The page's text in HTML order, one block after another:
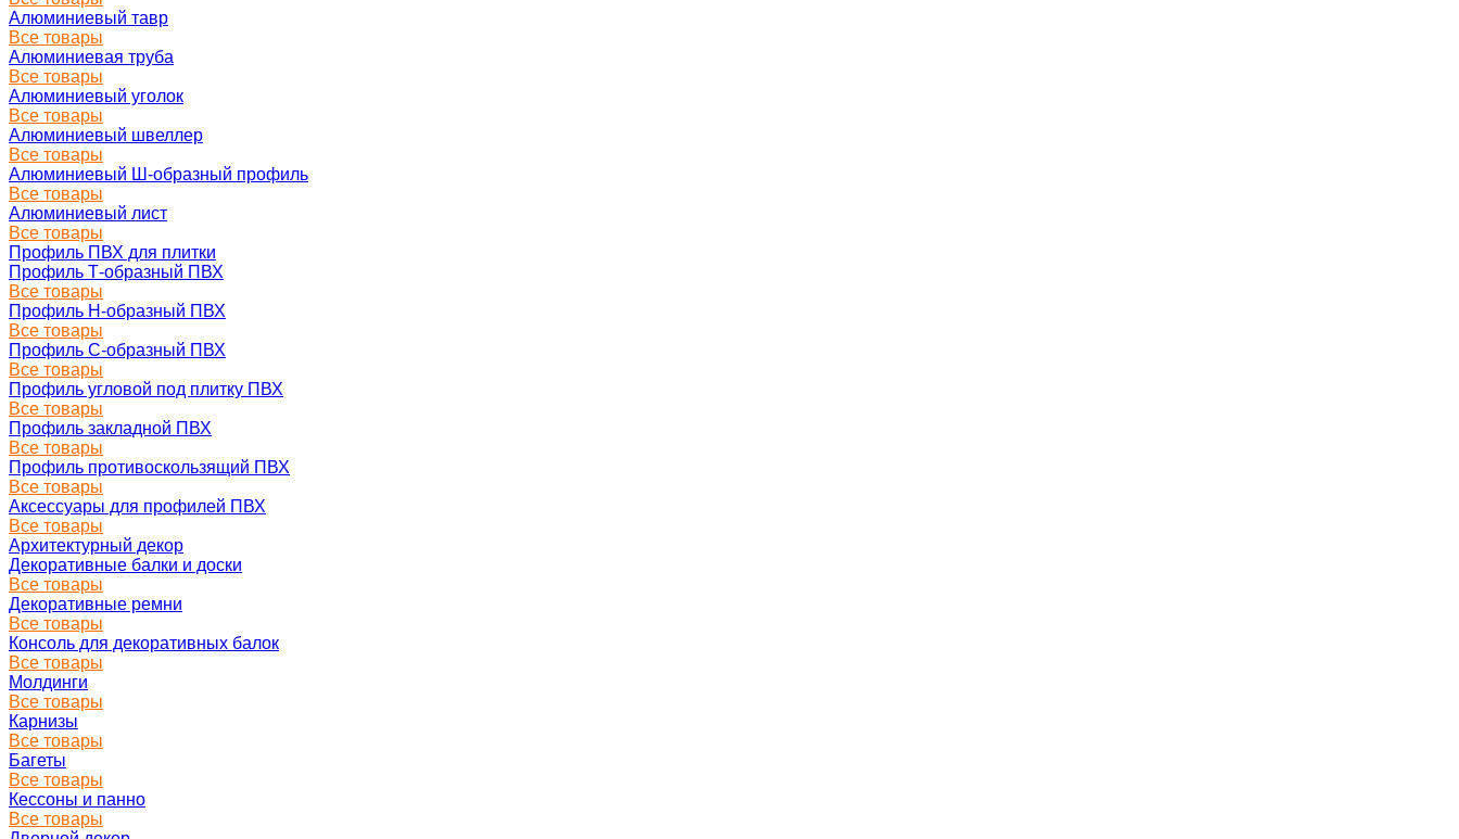
Алюминиевый тавр
Все товары
Алюминиевая труба
Все товары
Алюминиевый уголок
Все товары
Алюминиевый швеллер
Все товары
Алюминиевый Ш-образный профиль
Все товары
Алюминиевый лист
Все товары
Профиль ПВХ для плитки
Профиль Т-образный ПВХ
Все товары
Профиль H-образный ПВХ
Все товары
Профиль C-образный ПВХ
Все товары
Профиль угловой под плитку ПВХ
Все товары
Профиль закладной ПВХ
Все товары
Профиль противоскользящий ПВХ
Все товары
Аксессуары для профилей ПВХ
Все товары
Архитектурный декор
Декоративные балки и доски
Все товары
Декоративные ремни
Все товары
Консоль для декоративных балок
Все товары
Молдинги
Все товары
Карнизы
Все товары
Багеты
Все товары
Кессоны и панно
Все товары